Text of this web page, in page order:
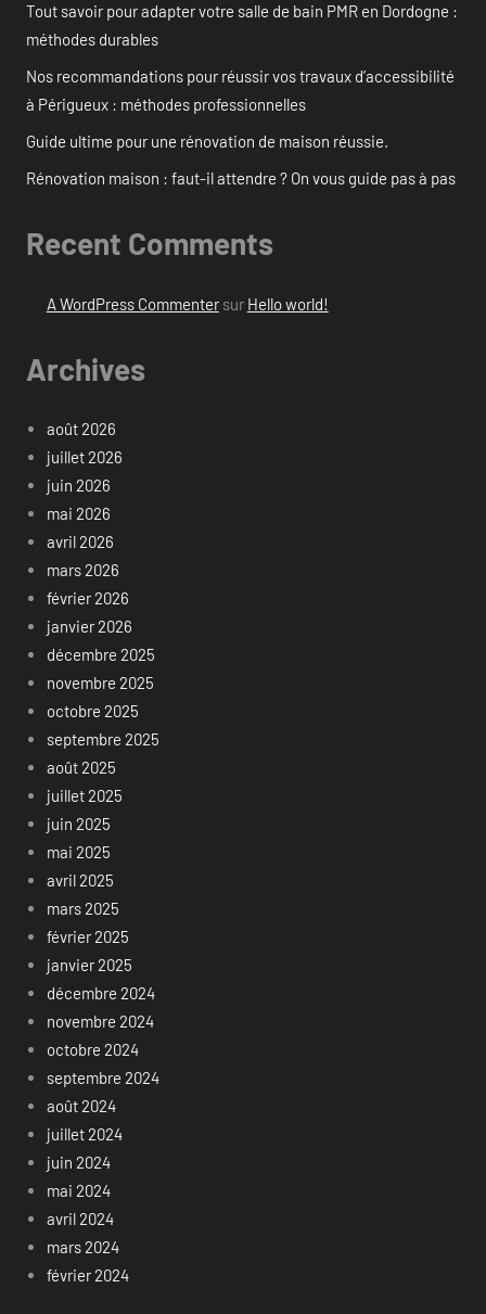
Tout savoir pour adapter votre salle de bain PMR en Dordogne :
méthodes durables
Nos recommandations pour réussir vos travaux d’accessibilité
à Périgueux : méthodes professionnelles
Guide ultime pour une rénovation de maison réussie.
Rénovation maison : faut-il attendre ? On vous guide pas à pas
Recent Comments
A WordPress Commentersur Hello world!
Archives
août 2026
juillet 2026
juin 2026
mai 2026
avril 2026
mars 2026
février 2026
janvier 2026
décembre 2025
novembre 2025
octobre 2025
septembre 2025
août 2025
juillet 2025
juin 2025
mai 2025
avril 2025
mars 2025
février 2025
janvier 2025
décembre 2024
novembre 2024
octobre 2024
septembre 2024
août 2024
juillet 2024
juin 2024
mai 2024
avril 2024
mars 2024
février 2024